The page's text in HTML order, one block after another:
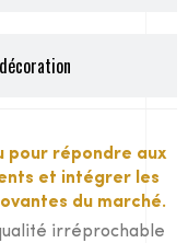
pour répondre aux
et intégrer les
du marché.
irréprochable